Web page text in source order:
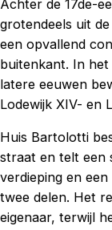
Achter de 17de-
grotendeels uit
een opvallend
buitenkant. In
latere eeuwen
Lodewijk XIV- en
Huis Bartolotti
straat en telt een
verdieping en
twee delen. Het
eigenaar, terwijl